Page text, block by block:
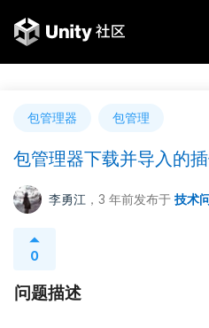
包管理器 包管理
包管理器下载并导入的
李勇江 ，3 年前发布于 技术
0
问题描述